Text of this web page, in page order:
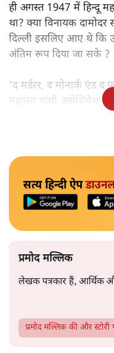
ही अगस्त 1947 में हिन्दू
था? क्या विनायक
दिल्ली इसलिए आए थे कि
अंतिम रूप दिया जा सके ?
'द मर्डरर, द मोनार्क एंड
महात्मा गांधी
सत्य हिन्दी ऐप
प्रमोद मल्लिक
लेखक पत्रकार हैं, आर्थिक
प्रमोद मल्लिक की और स्टोरी